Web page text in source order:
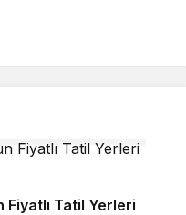
Fiyatlı Tatil Yerleri